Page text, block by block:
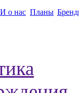
о нас Планы